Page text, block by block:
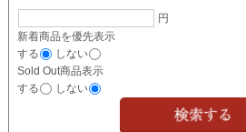
円
新着商品を優先表示
する
しない
Sold Out商品表示
する
しない